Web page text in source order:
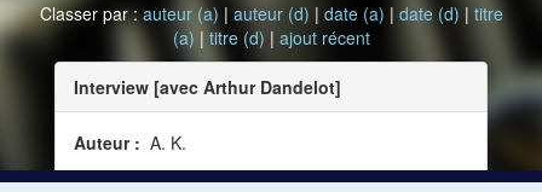
Classer par :auteur (a) | auteur (d) | date (a) | date (d) | titre
(a) | titre (d) | ajout récent
Interview [avec Arthur Dandelot]
Auteur : A. K.
Date :1922-07